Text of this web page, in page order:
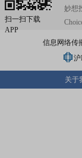
扫一扫下载
APP
妙想
信息网络传
沪
关于